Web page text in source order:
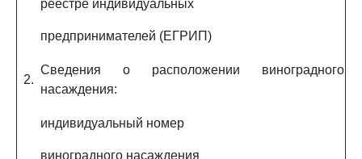
реестре индивидуальных
предпринимателей (ЕГРИП)
2.
Сведения о расположении виноградного
насаждения:
индивидуальный номер
виноградного насаждения